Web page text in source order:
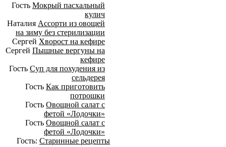
Гость Мокрый пасхальный
кулич
Наталия Ассорти из овощей
на зиму без стерилизации
Сергей Хворост на кефире
Сергей Пышные вергуны на
кефире
Гость Суп для похудения из
сельдерея
Гость Как приготовить
потрошки
Гость Овощной салат с
фетой «Лодочки»
Гость Овощной салат с
фетой «Лодочки»
Гость: Старинные рецепты